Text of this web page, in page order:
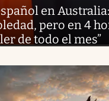
en
pero en 4
de todo el mes”